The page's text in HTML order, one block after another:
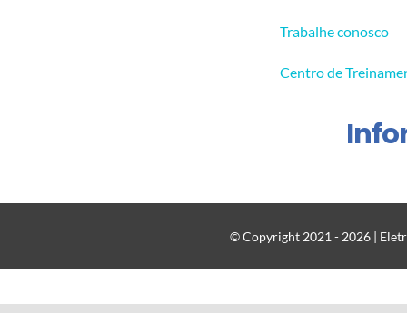
Trabalhe conosco
Centro de
© Copyright 2021 - 2026 |